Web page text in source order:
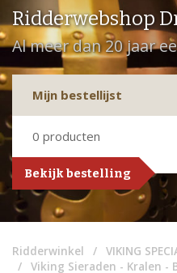
Ridderwebshop
Al meer dan 20 jaar
Mijn bestellijst
0 producten
Bekijk bestelling
Ridderwinkel
VIKING
Viking Sieraden - Kralen -